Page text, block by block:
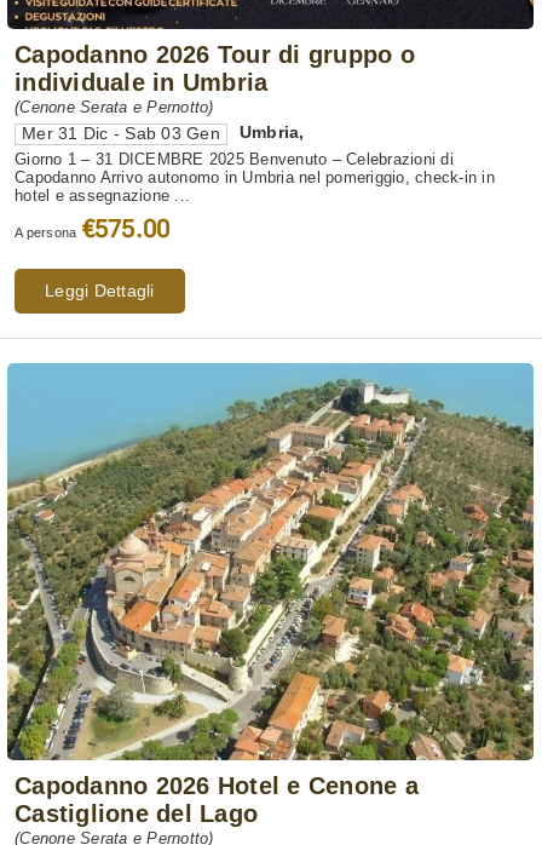
Capodanno 2026 Tour di gruppo o
individuale in Umbria
(Cenone Serata e Pernotto)
Mer 31 Dic - Sab 03 Gen Umbria,
Giorno 1 – 31 DICEMBRE 2025 Benvenuto – Celebrazioni di
Capodanno Arrivo autonomo in Umbria nel pomeriggio, check-in in
hotel e assegnazione ...
A persona €575.00
Leggi Dettagli
Capodanno 2026 Hotel e Cenone a
Castiglione del Lago
(Cenone Serata e Pernotto)